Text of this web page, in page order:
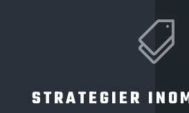

STRATEGIER